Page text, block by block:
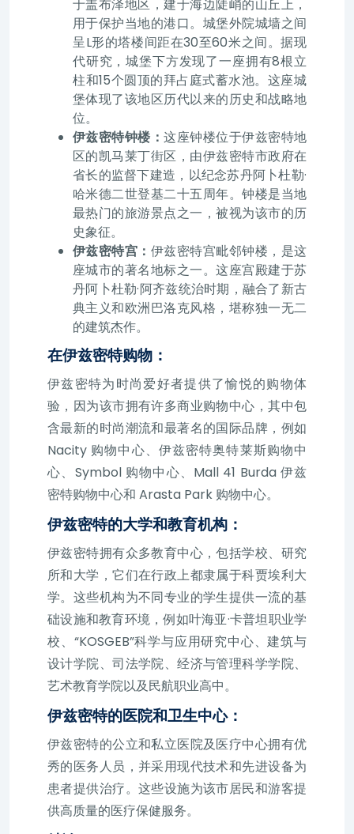
于盖布泽地区，建于海边陡峭的山丘上，
用于保护当地的港口。城堡外院城墙之间
呈L形的塔楼间距在30至60米之间。据现
代研究，城堡下方发现了一座拥有8根立
柱和15个圆顶的拜占庭式蓄水池。这座城
堡体现了该地区历代以来的历史和战略地
位。
伊兹密特钟楼：这座钟楼位于伊兹密特地
区的凯马莱丁街区，由伊兹密特市政府在
省长的监督下建造，以纪念苏丹阿卜杜勒·
哈米德二世登基二十五周年。钟楼是当地
最热门的旅游景点之一，被视为该市的历
史象征。
伊兹密特宫： 伊兹密特宫毗邻钟楼，是这
座城市的著名地标之一。这座宫殿建于苏
丹阿卜杜勒·阿齐兹统治时期，融合了新古
典主义和欧洲巴洛克风格，堪称独一无二
的建筑杰作。
在伊兹密特购物：
伊兹密特为时尚爱好者提供了愉悦的购物体
验，因为该市拥有许多商业购物中心，其中包
含最新的时尚潮流和最著名的国际品牌，例如
Nacity 购物中心、伊兹密特奥特莱斯购物中
心、Symbol 购物中心、Mall 41 Burda 伊兹
密特购物中心和 Arasta Park 购物中心。
伊兹密特的大学和教育机构：
伊兹密特拥有众多教育中心，包括学校、研究
所和大学，它们在行政上都隶属于科贾埃利大
学。这些机构为不同专业的学生提供一流的基
础设施和教育环境，例如叶海亚·卡普坦职业学
校、“KOSGEB”科学与应用研究中心、建筑与
设计学院、司法学院、经济与管理科学学院、
艺术教育学院以及民航职业高中。
伊兹密特的医院和卫生中心：
伊兹密特的公立和私立医院及医疗中心拥有优
秀的医务人员，并采用现代技术和先进设备为
患者提供治疗。这些设施为该市居民和游客提
供高质量的医疗保健服务。